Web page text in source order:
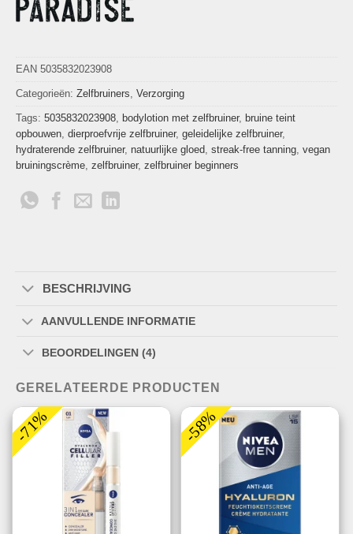
EAN 5035832023908
Categorieën: Zelfbruiners Verzorging
Tags: 5035832023908 bodylotion met zelfbruiner, bruine teint
opbouwen dierproefvrije zelfbruiner, geleidelijke zelfbruiner,
hydraterende zelfbruiner, natuurlijke gloed streak-free tanning vegan
bruiningscrème zelfbruiner, zelfbruiner beginners
BESCHRIJVING
AANVULLENDE INFORMATIE
BEOORDELINGEN (4)
GERELATEERDE PRODUCTEN
-71% -58%